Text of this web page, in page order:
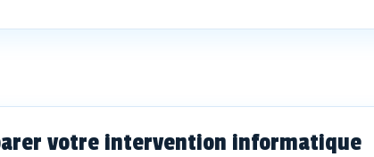
votre intervention informatique